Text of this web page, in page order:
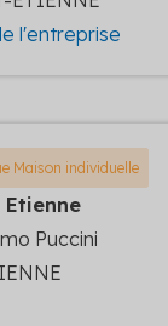
l'entreprise
Maison individuelle
Etienne
Puccini